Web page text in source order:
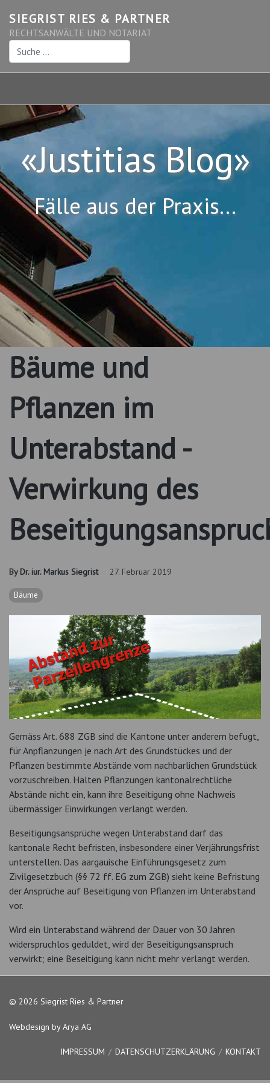
SIEGRIST RIES & PARTNER
RECHTSANWÄLTE UND NOTARIAT
Suchen
«Justitias Blog»
Fälle aus der Praxis...
Bäume und
Pflanzen im
Unterabstand -
Verwirkung des
By Dr. iur. Markus Siegrist 27. Februar 2019
Bäume
Gemäss Art. 688 ZGB sind die Kantone unter anderem befugt,
für Anpflanzungen je nach Art des Grundstückes und der
Pflanzen bestimmte Abstände vom nachbarlichen Grundstück
vorzuschreiben. Halten Pflanzungen kantonalrechtliche
Abstände nicht ein, kann ihre Beseitigung ohne Nachweis
übermässiger Einwirkungen verlangt werden.
Beseitigungsansprüche wegen Unterabstand darf das
kantonale Recht befristen, insbesondere einer Verjährungsfrist
unterstellen. Das aargauische Einführungsgesetz zum
Zivilgesetzbuch (§§ 72 ff. EG zum ZGB) sieht keine Befristung
der Ansprüche auf Beseitigung von Pflanzen im Unterabstand
vor.
Wird ein Unterabstand während der Dauer von 30 Jahren
widerspruchlos geduldet, wird der Beseitigungsanspruch
verwirkt; eine Beseitigung kann nicht mehr verlangt werden.
© 2026 Siegrist Ries & Partner
Webdesign by Arya AG
IMPRESSUM DATENSCHUTZERKLÄRUNG KONTAKT